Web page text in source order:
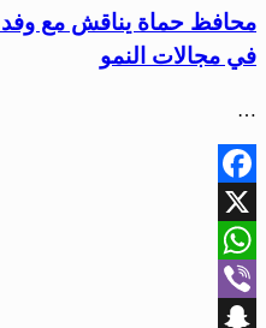
محافظ حماة يناقش مع وفد
في مجالات النمو
…
Facebook
X
WhatsApp
Viber